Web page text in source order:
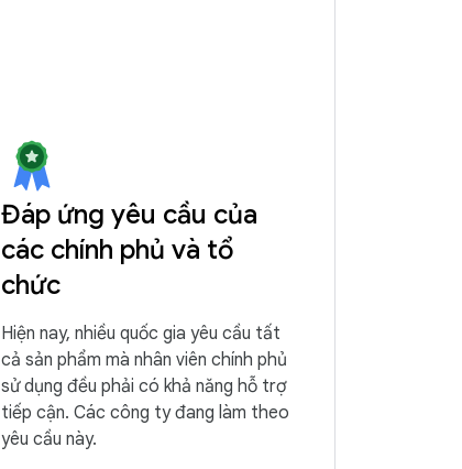
Đáp ứng yêu cầu của
các chính phủ và tổ
chức
Hiện nay, nhiều quốc gia yêu cầu tất
cả sản phẩm mà nhân viên chính phủ
sử dụng đều phải có khả năng hỗ trợ
tiếp cận. Các công ty đang làm theo
yêu cầu này.